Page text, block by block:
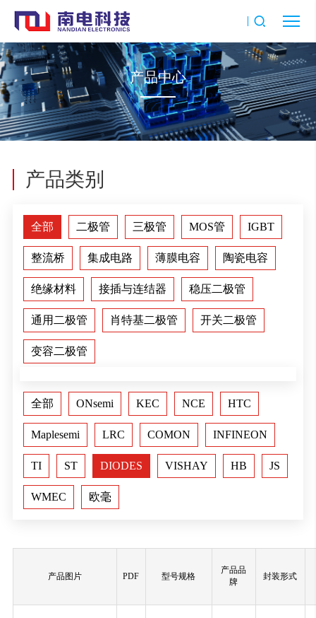
产品中心
产品类别
全部 二极管 三极管 MOS管 IGBT
整流桥 集成电路 薄膜电容 陶瓷电容
绝缘材料 接插与连结器 稳压二极管
通用二极管 肖特基二极管 开关二极管
变容二极管
全部 ONsemi KEC NCE HTC
Maplesemi LRC COMON INFINEON
TI ST DIODES VISHAY HB JS
WMEC 欧毫
产品图片 PDF 型号规格
产品品
牌
封装形式